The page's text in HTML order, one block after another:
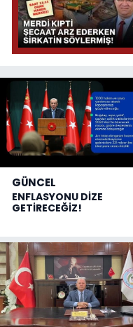
GÜNCEL
ENFLASYONU DİZE
GETİRECEĞİZ!